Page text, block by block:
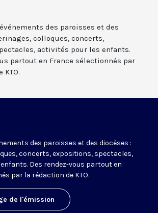
des paroisses et des
colloques, concerts,
activités pour les enfants.
partout en France sélectionnés par
des paroisses et des diocèses :
concerts, expositions, spectacles,
Des rendez-vous partout en
par la rédaction de KTO.
de l'émission